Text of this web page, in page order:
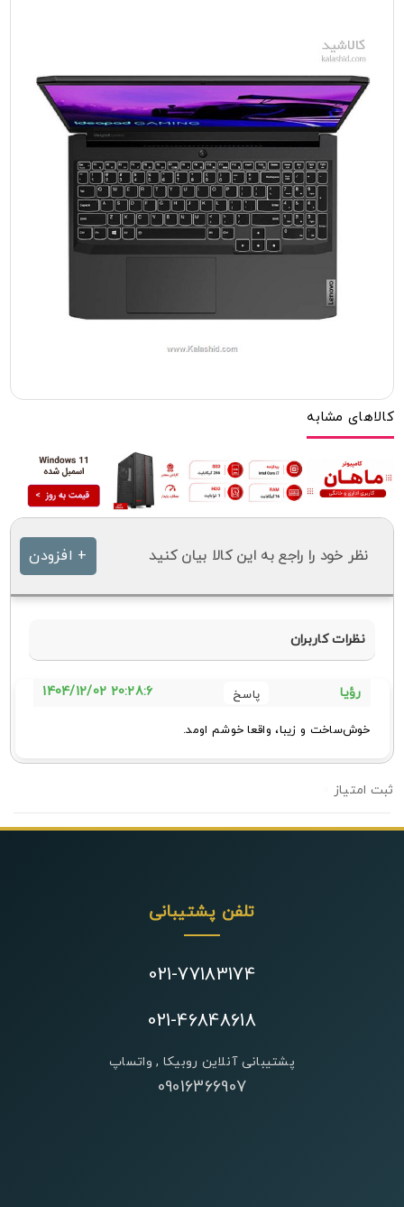
کالاهای مشابه
نظر خود را راجع به این کالا بیان کنید + افزودن
نظرات کاربران
رؤیا 20:28:6 1404/12/02
خوش‌ساخت و زیبا، واقعا خوشم اومد.
تلفن پشتیبانی
021-77183174
021-46848618
پشتیبانی آنلاین روبیکا , واتساپ
09016366907